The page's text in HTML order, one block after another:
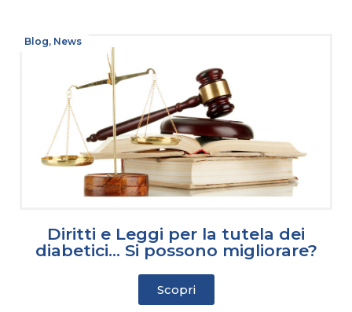
Blog, News
Diritti e Leggi per la tutela dei
diabetici… Si possono migliorare?
Scopri